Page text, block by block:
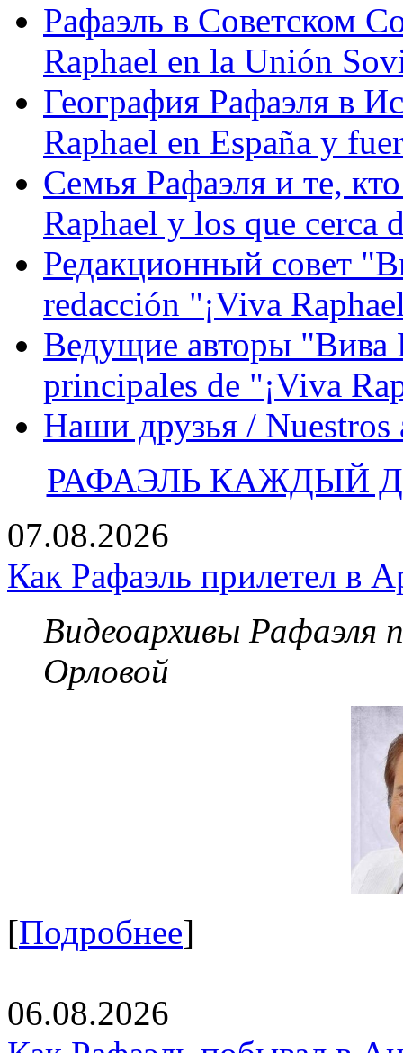
Рафаэль в Советском
Raphael en la Unión
География Рафаэля в
Raphael en España y
Семья Рафаэля и те,
Raphael y los que cerca
Редакционный совет
redacción "¡Viva
Ведущие авторы "Вива
principales de "¡Viva
Наши друзья / Nuestros
РАФАЭЛЬ КАЖДЫЙ
07.08.2026
Как Рафаэль прилетел в
Видеоархивы Рафаэля
Орловой
[Подробнее]
06.08.2026